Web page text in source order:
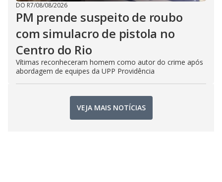
DO R7/08/08/2026
PM prende suspeito de roubo
com simulacro de pistola no
Centro do Rio
Vítimas reconheceram homem como autor do crime após
abordagem de equipes da UPP Providência
VEJA MAIS NOTÍCIAS